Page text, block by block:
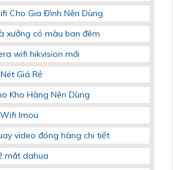
Cho Gia Đình Nên Dùng
xưởng có màu ban đêm
wifi hikvision mới
Giá Rẻ
Kho Hàng Nên Dùng
Imou
video đóng hàng chi tiết
mắt dahua